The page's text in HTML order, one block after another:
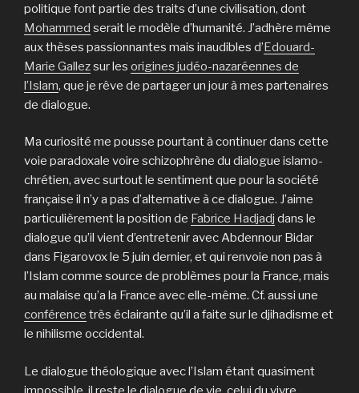
politique font partie des traits d’une civilisation, dont
Mohammed serait le modèle d’humanité. J’adhère même
aux thèses passionnantes mais inaudibles d’Edouard-
Marie Gallezsur les origines judéo-nazaréennes de
l’Islam, que je rêve de partager un jour à mes partenaires
de dialogue.
Ma curiosité me pousse pourtant à continuer dans cette
voie paradoxale voire schizophrène du dialogue islamo-
chrétien, avec surtout le sentiment que pour la société
française il n’y a pas d’alternative à ce dialogue. J’aime
particulièrement la position de Fabrice Hadjadj dans le
dialogue qu’il vient d’entretenir avec Abdennour Bidar
dans Figarovox le 5 juin dernier, et qui renvoie non pas à
l’Islam comme source de problèmes pour la France, mais
au malaise qu’a la France avec elle-même. Cf. aussi une
conférence très éclairante qu’il a faite sur le djihadisme et
le nihilisme occidental.
Le dialogue théologique avec l’Islam étant quasiment